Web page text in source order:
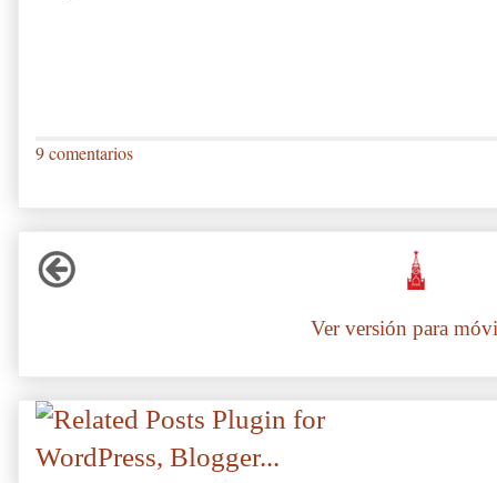
9 comentarios
Ver versión para